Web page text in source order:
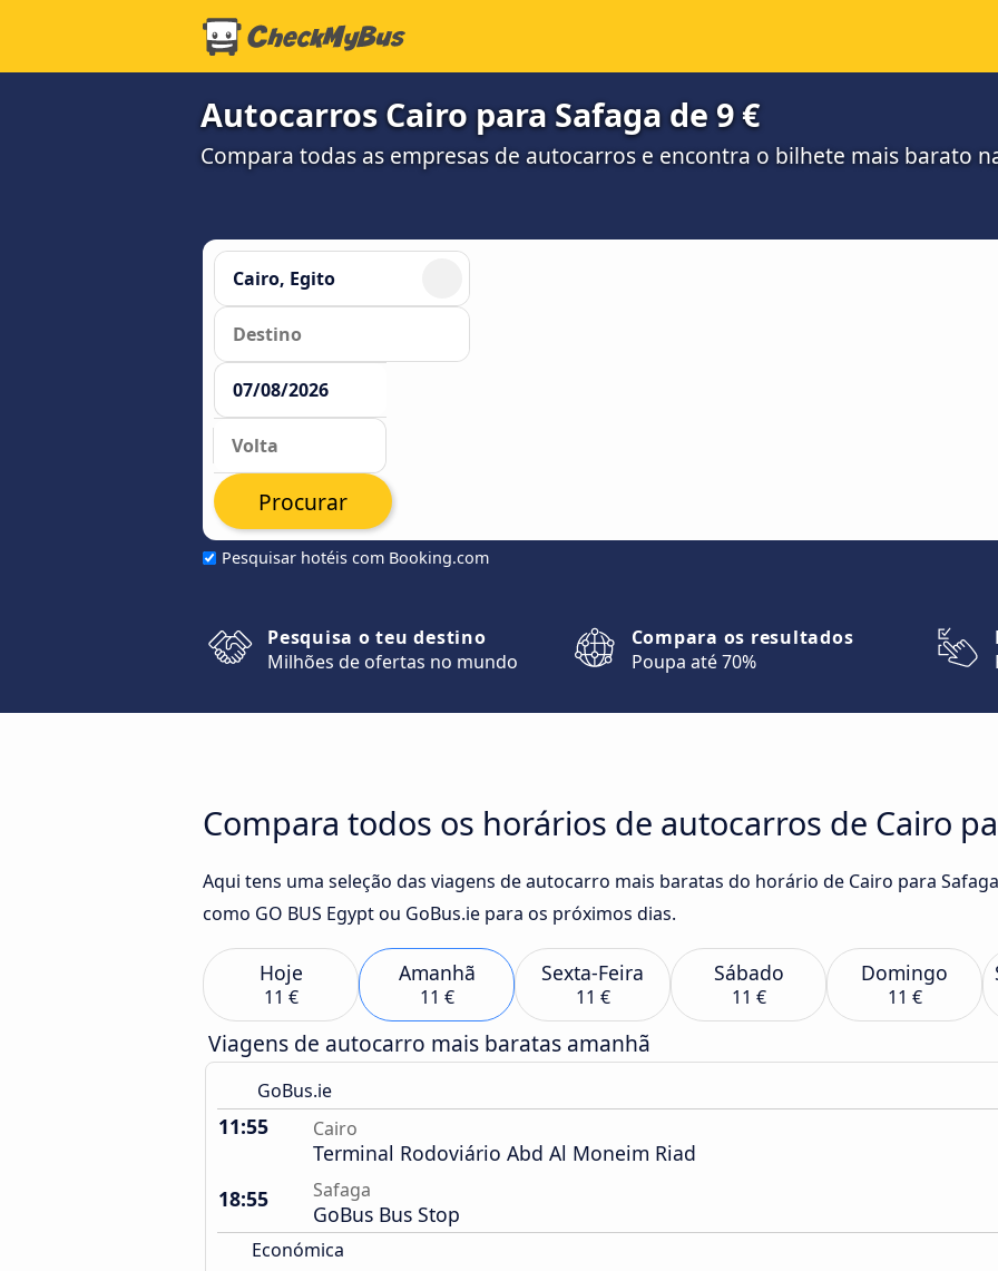
Autocarros Cairo para Safaga de 9 €
Compara todas as empresas de autocarros e encontra o bilhete mais barato
Pesquisar hotéis com Booking.com
Procurar
Pesquisa o teu destino
Milhões de ofertas no mundo
Compara os resultados
Poupa até 70%
Compara todos os horários de autocarros de Cairo
Aqui tens uma seleção das viagens de autocarro mais baratas do horário de Cairo para
como GO BUS Egypt ou GoBus.ie para os próximos dias.
Hoje
11 €
Amanhã
11 €
Sexta-Feira
11 €
Sábado
11 €
Domingo
11 €
Viagens de autocarro mais baratas amanhã
GoBus.ie
11:55 Cairo
Terminal Rodoviário Abd Al Moneim Riad
18:55
Safaga
GoBus Bus Stop
Económica